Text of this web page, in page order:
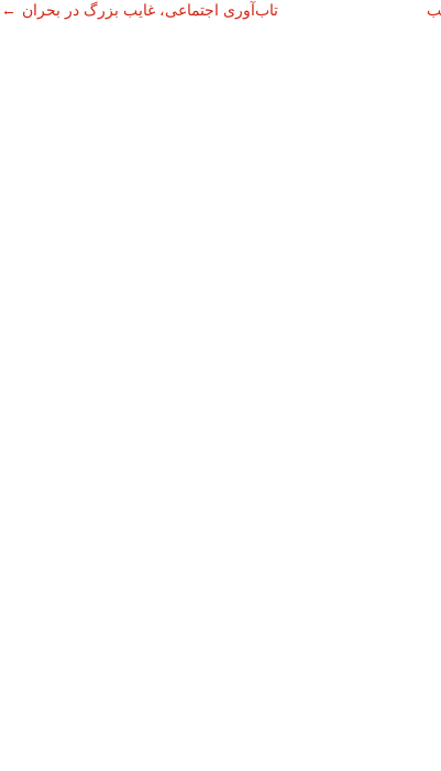
← تاب‌آوری اجتماعی، غایب بزرگ در بحران